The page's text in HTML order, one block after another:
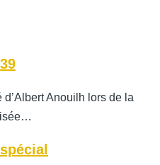
Anouilh lors de la